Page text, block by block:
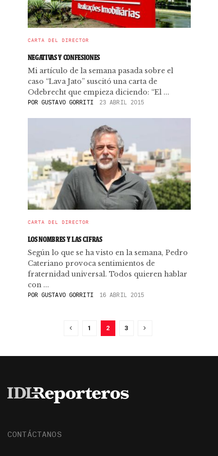
CARTA DEL DIRECTOR
NEGATIVAS Y CONFESIONES
Mi artículo de la semana pasada sobre el
caso “Lava Jato” suscitó una carta de
Odebrecht que empieza diciendo: “El ...
POR GUSTAVO GORRITI 23 ABRIL 2015
CARTA DEL DIRECTOR
LOS NOMBRES Y LAS CIFRAS
Según lo que se ha visto en la semana, Pedro
Cateriano provoca sentimientos de
fraternidad universal. Todos quieren hablar
con ...
POR GUSTAVO GORRITI 16 ABRIL 2015
1 2 3
CONTÁCTANOS